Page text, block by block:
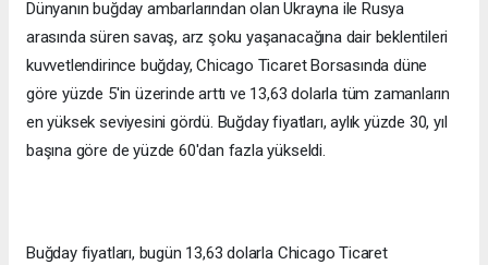
Dünyanın buğday ambarlarından olan Ukrayna ile Rusya
arasında süren savaş, arz şoku yaşanacağına dair beklentileri
kuvvetlendirince buğday, Chicago Ticaret Borsasında düne
göre yüzde 5'in üzerinde arttı ve 13,63 dolarla tüm zamanların
en yüksek seviyesini gördü. Buğday fiyatları, aylık yüzde 30, yıl
başına göre de yüzde 60'dan fazla yükseldi.
Buğday fiyatları, bugün 13,63 dolarla Chicago Ticaret